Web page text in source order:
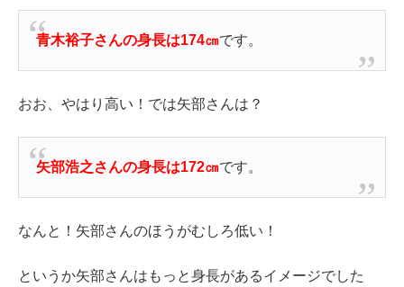
青木裕子さんの身長は174㎝です。
おお、やはり高い！では矢部さんは？
矢部浩之さんの身長は172㎝です。
なんと！矢部さんのほうがむしろ低い！
というか矢部さんはもっと身長があるイメージでした